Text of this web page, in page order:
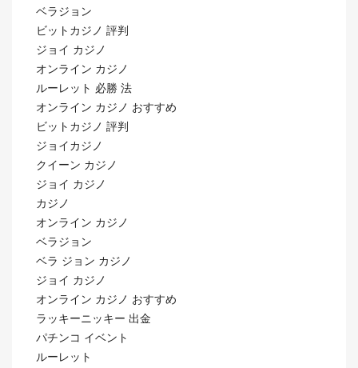
ベラジョン
ビットカジノ 評判
ジョイ カジノ
オンライン カジノ
ルーレット 必勝 法
オンライン カジノ おすすめ
ビットカジノ 評判
ジョイカジノ
クイーン カジノ
ジョイ カジノ
カジノ
オンライン カジノ
ベラジョン
ベラ ジョン カジノ
ジョイ カジノ
オンライン カジノ おすすめ
ラッキーニッキー 出金
パチンコ イベント
ルーレット